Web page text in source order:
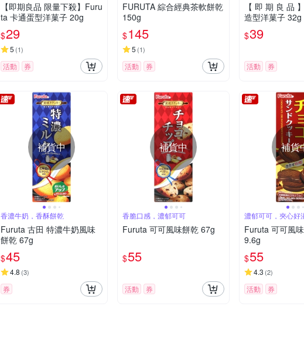
【即期良品 限量下殺】Furu
ta 卡通蛋型洋菓子 20g
$29
5 (1)
活動 券
FURUTA 綜合經典茶軟餅乾
150g
$145
5 (1)
活動 券
【 即 期 良 品
造型洋菓子 32g
$39
活動 券
補貨中
香濃牛奶，香酥餅乾
Furuta 古田 特濃牛奶風味
餅乾 67g
$45
4.8 (3)
券
補貨中
香脆口感，濃郁可可
Furuta 可可風味餅乾 67g
$55
活動 券
補貨
濃郁可可，夾心好
Furuta 可可風
9.6g
$55
4.3 (2)
活動 券